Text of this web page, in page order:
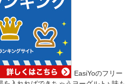
EasiYoのフリー